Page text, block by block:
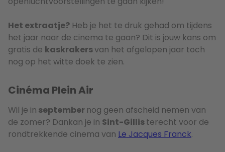
Het extraatje? Heb je het te druk gehad om tijdens
het jaar naar de cinema te gaan? Dit is jouw kans om
gratis de kaskrakersvan het afgelopen jaar toch
nog op het witte doek te zien.
Cinéma Plein Air
Wil je in september nog geen afscheid nemen van
de zomer? Dankan je in Sint-Gillisterecht voor de
rondtrekkende cinema van Le Jacques Franck.